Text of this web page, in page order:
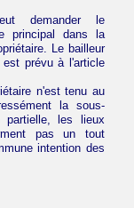
demander le
principal dans la
Le bailleur
prévu à l'article
n'est tenu au
la sous-
les lieux
pas un tout
intention des